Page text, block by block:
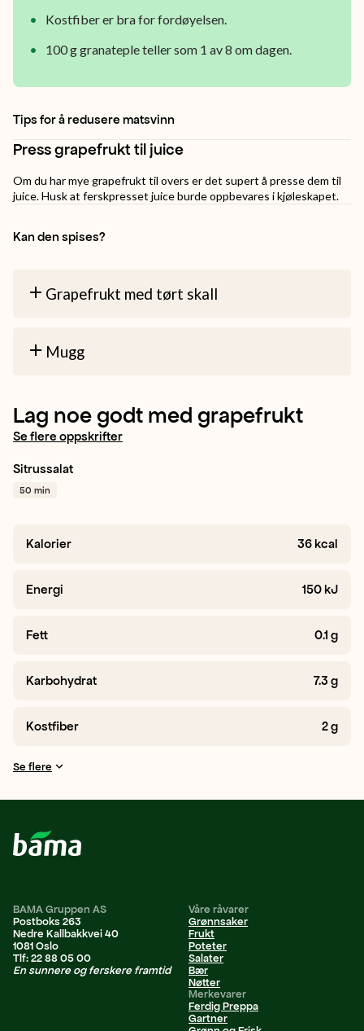
Kostfiber er bra for fordøyelsen.
100 g granateple teller som 1 av 8 om dagen.
Tips for å redusere matsvinn
Press grapefrukt til juice
Om du har mye grapefrukt til overs er det supert å presse dem til
juice. Husk at ferskpresset juice burde oppbevares i kjøleskapet.
Kan den spises?
Grapefrukt med tørt skall
Mugg
Lag noe godt med grapefrukt
Se flere oppskrifter
Appelsin
Grapefrukt
Sitrussalat
50 min
Kalorier 36 kcal
Energi 150 kJ
Fett 0.1 g
Karbohydrat 7.3 g
Kostfiber 2g
Se flere
BAMA Gruppen AS
Postboks 263
Nedre Kallbakkvei 40
1081 Oslo
Tlf: 22 88 05 00
En sunnere og ferskere framtid
Våre råvarer
Grønnsaker
Frukt
Poteter
Salater
Bær
Nøtter
Merkevarer
Ferdig Preppa
Gartner